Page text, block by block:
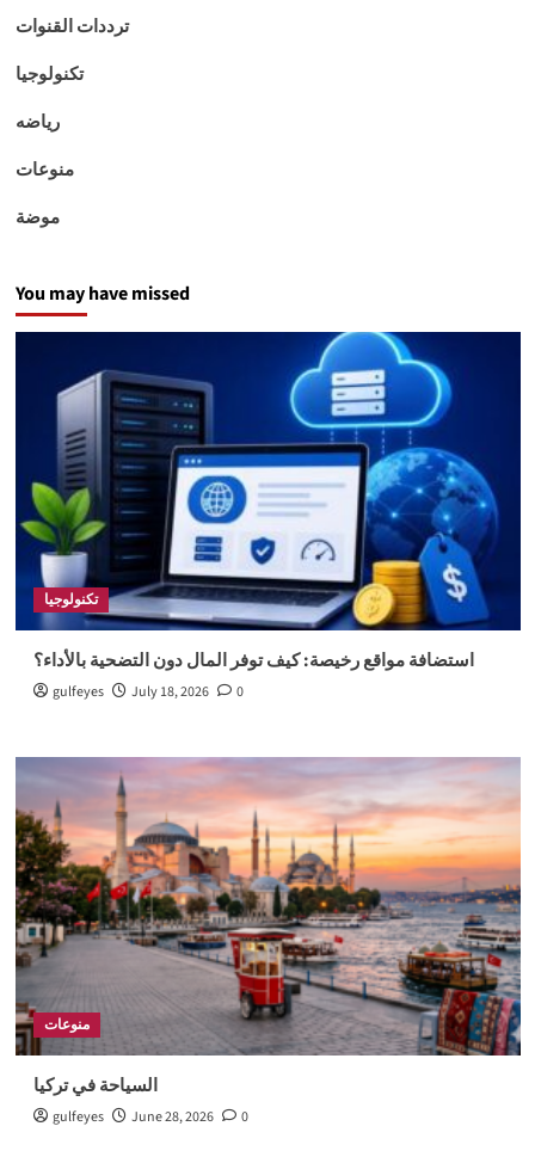
ترددات القنوات
تكنولوجيا
رياضه
منوعات
موضة
You may have missed
تكنولوجيا
استضافة مواقع رخيصة: كيف توفر المال دون التضحية بالأداء؟
gulfeyes July 18, 2026 0
منوعات
السياحة في تركيا
gulfeyes June 28, 2026 0